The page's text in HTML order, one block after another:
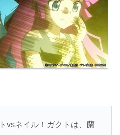
vsネイル！ガクトは、蘭